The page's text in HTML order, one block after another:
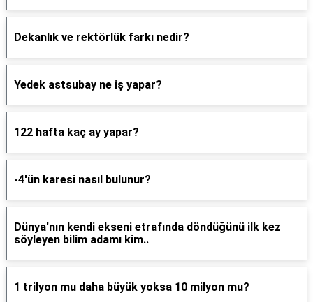
Dekanlık ve rektörlük farkı nedir?
Yedek astsubay ne iş yapar?
122 hafta kaç ay yapar?
-4'ün karesi nasıl bulunur?
Dünya'nın kendi ekseni etrafında döndüğünü ilk kez
söyleyen bilim adamı kim..
1 trilyon mu daha büyük yoksa 10 milyon mu?